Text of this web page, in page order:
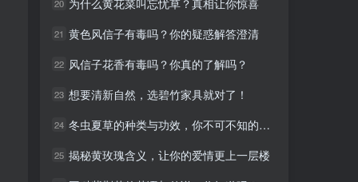
20
21 黄色风信子有毒吗？你的疑惑解答澄清
22 风信子花香有毒吗？你真的了解吗？
23 想要清新自然，选碧竹家具就对了！
24 冬虫夏草的种类与功效，你不可不知的秘密！
25 揭秘黄玫瑰含义，让你的爱情更上一层楼
20
21 黄色风信子有毒吗？你的疑惑解答澄清
22 风信子花香有毒吗？你真的了解吗？
23 想要清新自然，选碧竹家具就对了！
24 冬虫夏草的种类与功效，你不可不知的秘密！
25 揭秘黄玫瑰含义，让你的爱情更上一层楼